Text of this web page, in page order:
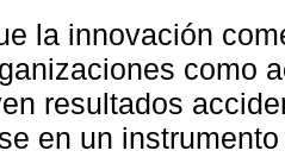
la innovación
como
resultados
en un